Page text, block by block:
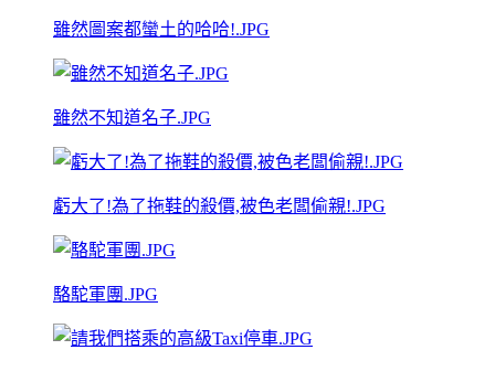
雖然圖案都蠻土的哈哈!.JPG
雖然不知道名子.JPG
虧大了!為了拖鞋的殺價,被色老闆偷親!.JPG
駱駝軍團.JPG